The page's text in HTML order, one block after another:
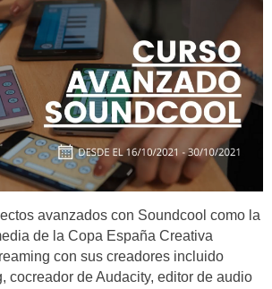
avanzados con Soundcool como la
de la Copa España Creativa
con sus creadores incluido
cocreador de Audacity, editor de audio